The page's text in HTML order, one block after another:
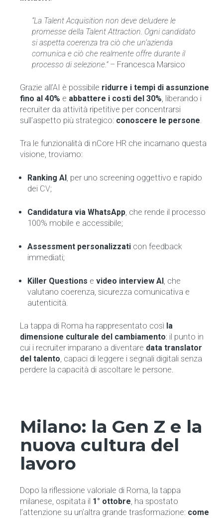
“La Talent Acquisition non deve deludere le
promesse della Talent Attraction. Ogni candidato
si aspetta coerenza tra ciò che un’azienda
comunica e ciò che realmente offre durante il
processo di selezione.” – Francesca Marsico
Grazie all’AI è possibile ridurre i tempi di assunzione
fino al 40% e abbattere i costi del 30%, liberando i
recruiter da attività ripetitive per concentrarsi
sull’aspetto più strategico: conoscere le persone.
Tra le funzionalità di nCore HR che incarnano questa
visione, troviamo:
Ranking AI, per uno screening oggettivo e rapido
dei CV;
Candidatura via WhatsApp, che rende il processo
100% mobile e accessibile;
Assessment personalizzati con feedback
immediati;
Killer Questions e video interview AI, che
valutano coerenza, sicurezza comunicativa e
autenticità.
La tappa di Roma ha rappresentato così la
dimensione culturale del cambiamento: il punto in
cui i recruiter imparano a diventare data translator
del talento, capaci di leggere i segnali digitali senza
perdere la capacità di ascoltare le persone.
Milano: la Gen Z e la
nuova cultura del
lavoro
Dopo la riflessione valoriale di Roma, la tappa
milanese, ospitata il 1° ottobre, ha spostato
l’attenzione su un’altra grande trasformazione: come